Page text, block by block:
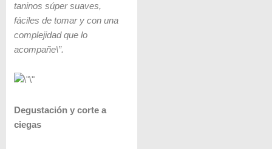
taninos súper suaves,
fáciles de tomar y con una
complejidad que lo
acompañe\”.
Degustación y corte a
ciegas